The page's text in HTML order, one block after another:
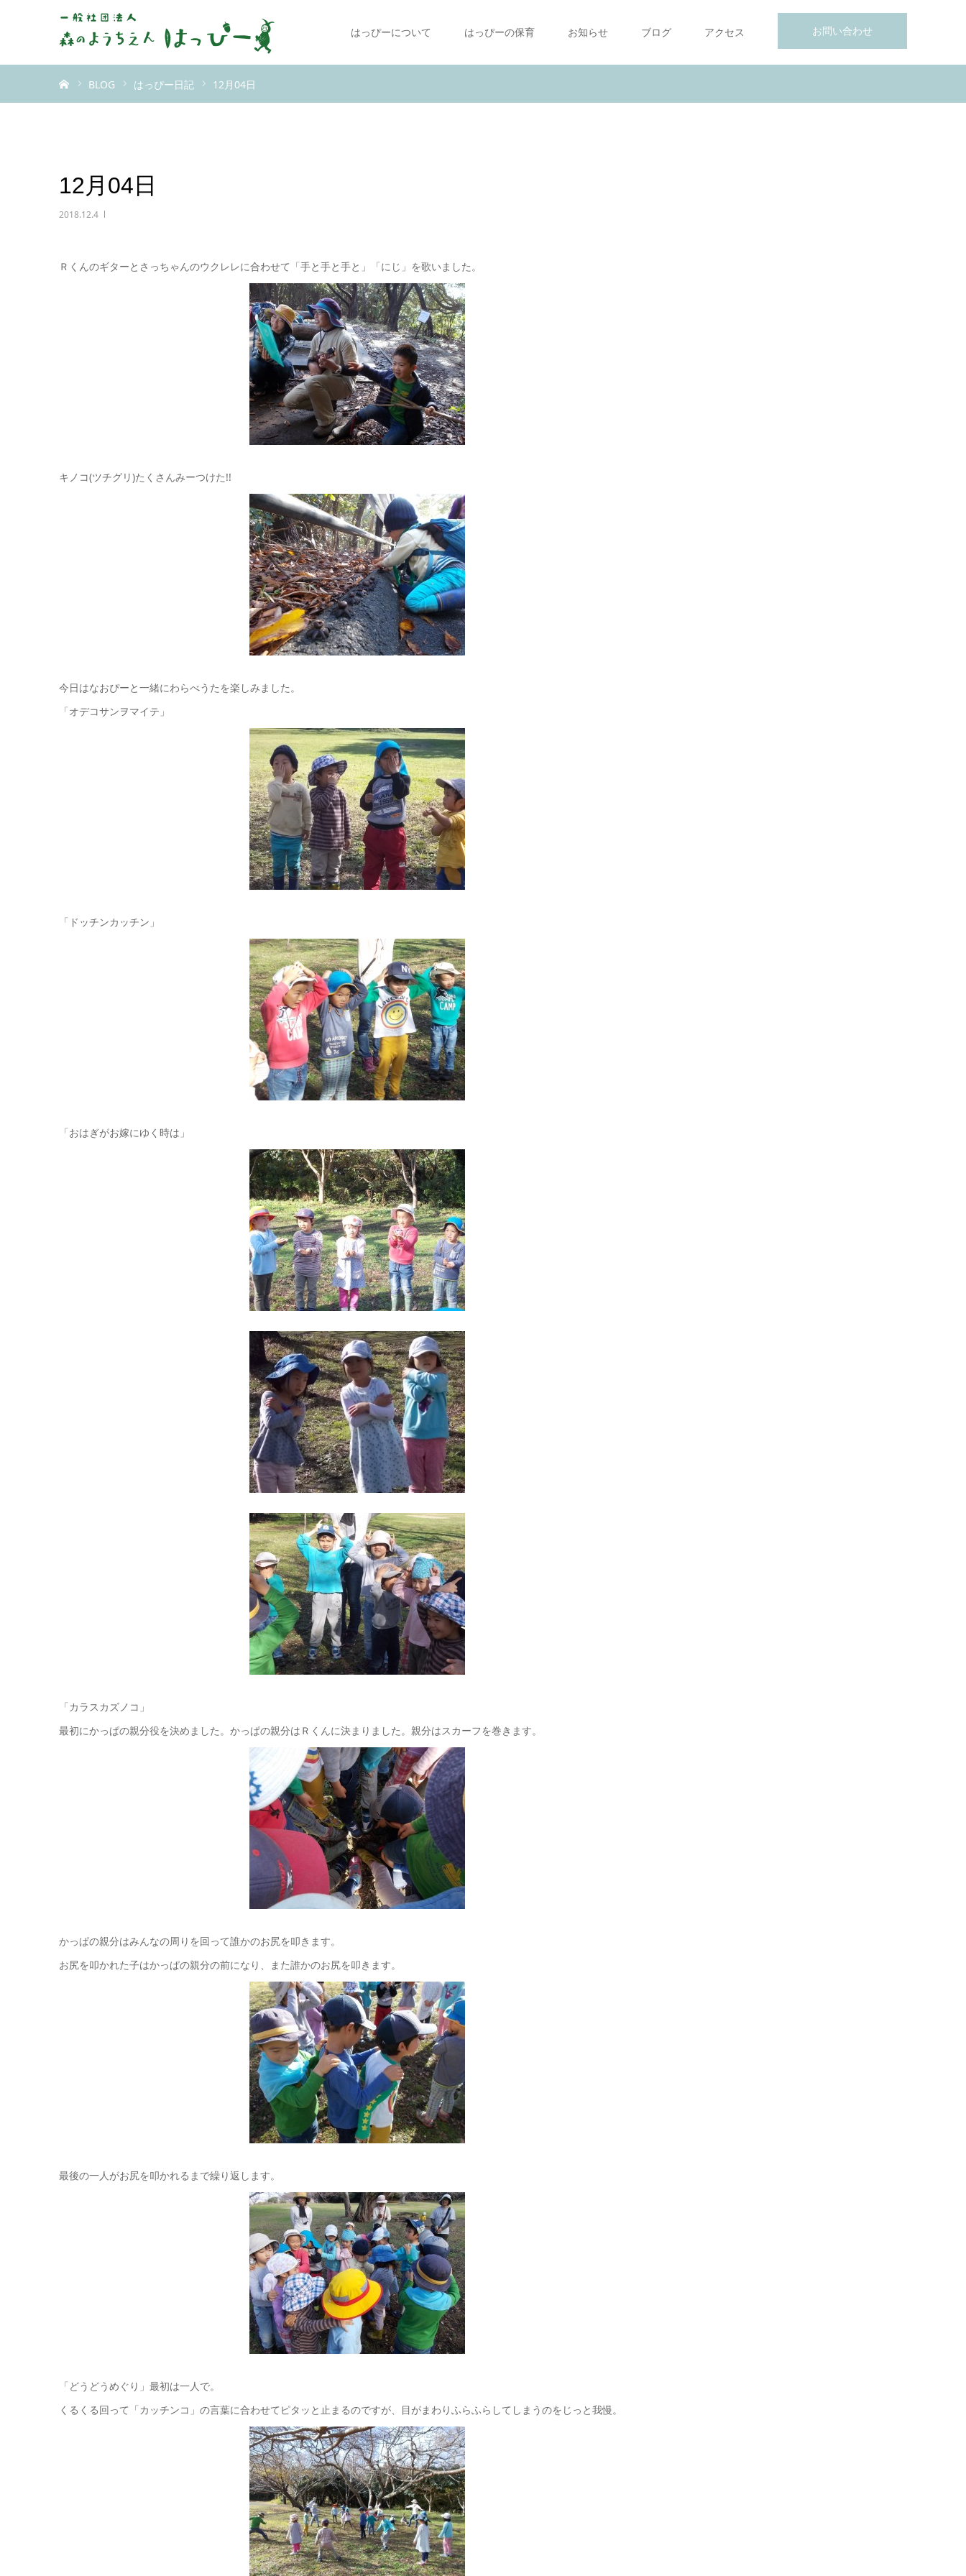
お問い合わせ
はっぴーについて はっぴーの保育 お知らせ ブログ アクセス
BLOG はっぴー日記 12月04日
12月04日
2018.12.4
Ｒくんのギターとさっちゃんのウクレレに合わせて「手と手と手と」「にじ」を歌いました。
キノコ(ツチグリ)たくさんみーつけた!!
今日はなおぴーと一緒にわらべうたを楽しみました。
「オデコサンヲマイテ」
「ドッチンカッチン」
「おはぎがお嫁にゆく時は」
「カラスカズノコ」
最初にかっぱの親分役を決めました。かっぱの親分はＲくんに決まりました。親分はスカーフを巻きます。
かっぱの親分はみんなの周りを回って誰かのお尻を叩きます。
お尻を叩かれた子はかっぱの親分の前になり、また誰かのお尻を叩きます。
最後の一人がお尻を叩かれるまで繰り返します。
「どうどうめぐり」最初は一人で。
くるくる回って「カッチンコ」の言葉に合わせてピタッと止まるのですが、目がまわりふらふらしてしまうのをじっと我慢。